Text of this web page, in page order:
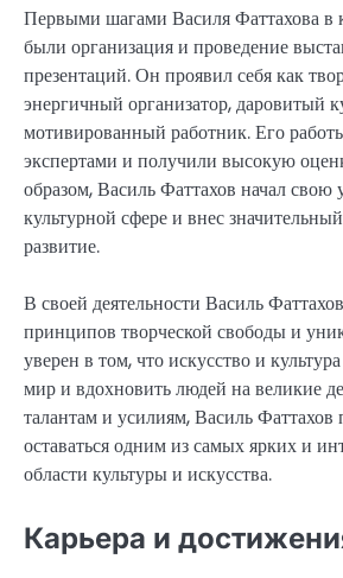
Первыми шагами Василя Фаттахова в
были организация и проведение
презентаций. Он проявил себя как
энергичный организатор, даровитый
мотивированный работник. Его
экспертами и получили высокую
образом, Василь Фаттахов начал
культурной сфере и внес
развитие.
В своей деятельности Василь
принципов творческой свободы и
уверен в том, что искусство и
мир и вдохновить людей на великие
талантам и усилиям, Василь Фаттахов
оставаться одним из самых ярких и
области культуры и искусства.
Карьера и